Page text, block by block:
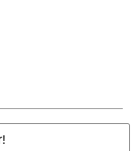
zzgl.Versandkosten